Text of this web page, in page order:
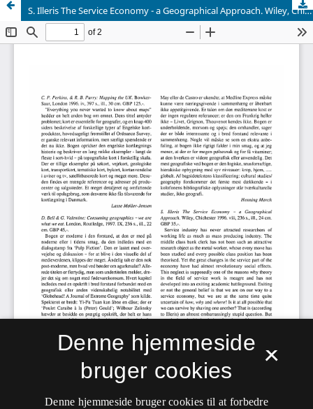
S. Illeris The Service Economy - a Geographical Approach. Wiley, Chichester 1996. viii, 236 s., ill., 24 cm. GBP 35,-.
×
Denne hjemmeside
bruger cookies
Denne hjemmeside bruger cookies til at forbedre